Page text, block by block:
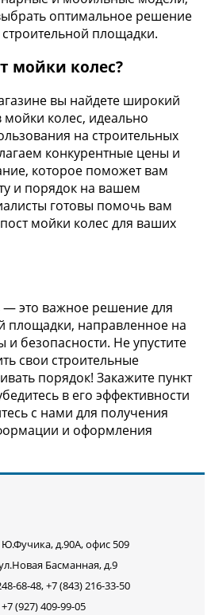
оптимальное решение
площадки.
мойки колес?
вы найдете широкий
мойки колес, идеально
на строительных
конкурентные цены и
которое поможет вам
и порядок на вашем
готовы помочь вам
мойки колес для ваших
— это важное решение для
площадки, направленное на
и безопасности. Не упустите
свои строительные
порядок! Закажите пункт
в его эффективности
с нами для получения
и оформления
Ю.Фучика, д.90А, офис 509
Басманная, д.9
68-48, +7 (843) 216-33-50
+7 (927) 409-99-05